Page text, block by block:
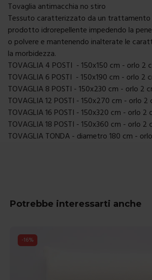
Tovaglia antimacchia no stiro
Tessuto caratterizzato da un trattamento
prodotto idrorepellente impedendo la
o polvere e mantenendo inalterate le
la morbidezza.
TOVAGLIA 4 POSTI - 150x150 cm - orlo 2
TOVAGLIA 6 POSTI - 150x190 cm - orlo 2
TOVAGLIA 8 POSTI - 150x230 cm - orlo 2
TOVAGLIA 12 POSTI - 150x270 cm - orlo 2
TOVAGLIA 16 POSTI - 150x320 cm - orlo 2
TOVAGLIA 18 POSTI - 150x360 cm - orlo 2
TOVAGLIA TONDA - diametro 180 cm -
Potrebbe interessarti anche
-16%